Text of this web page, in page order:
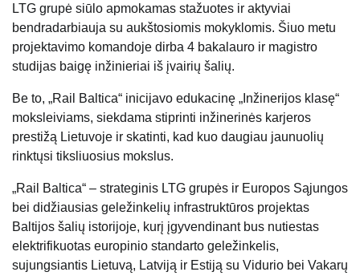
LTG grupė siūlo apmokamas stažuotes ir aktyviai
bendradarbiauja su aukštosiomis mokyklomis. Šiuo metu
projektavimo komandoje dirba 4 bakalauro ir magistro
studijas baigę inžinieriai iš įvairių šalių.
Be to, „Rail Baltica“ inicijavo edukacinę „Inžinerijos klasę“
moksleiviams, siekdama stiprinti inžinerinės karjeros
prestižą Lietuvoje ir skatinti, kad kuo daugiau jaunuolių
rinktųsi tiksliuosius mokslus.
„Rail Baltica“ – strateginis LTG grupės ir Europos Sąjungos
bei didžiausias geležinkelių infrastruktūros projektas
Baltijos šalių istorijoje, kurį įgyvendinant bus nutiestas
elektrifikuotas europinio standarto geležinkelis,
sujungsiantis Lietuvą, Latviją ir Estiją su Vidurio bei Vakarų